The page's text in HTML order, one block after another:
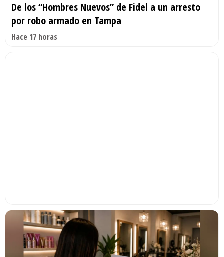
De los “Hombres Nuevos” de Fidel a un arresto
por robo armado en Tampa
Hace 17 horas